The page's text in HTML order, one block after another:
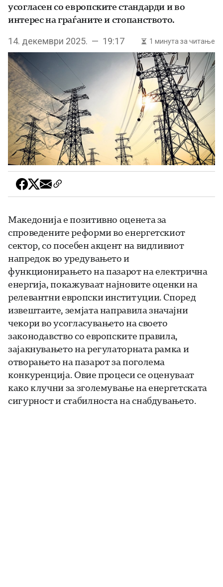
усогласен со европските стандарди и во
интерес на граѓаните и стопанството.
14. декември 2025. — 19:17 1 минута за читање
Македонија е позитивно оценета за
спроведените реформи во енергетскиот
сектор, со посебен акцент на видливиот
напредок во уредувањето и
функционирањето на пазарот на електрична
енергија, покажуваат најновите оценки на
релевантни европски институции. Според
извештаите, земјата направила значајни
чекори во усогласувањето на своето
законодавство со европските правила,
зајакнувањето на регулаторната рамка и
отворањето на пазарот за поголема
конкуренција. Овие процеси се оценуваат
како клучни за зголемување на енергетската
сигурност и стабилноста на снабдувањето.